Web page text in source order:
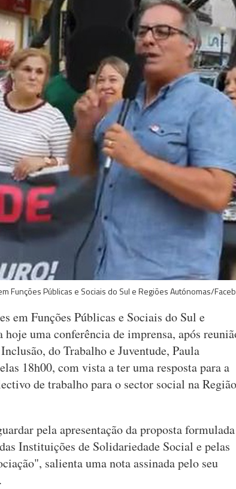
Funções Públicas e Sociais do Sul e Regiões Autónomas/
em Funções Públicas e Sociais do Sul e
uma conferência de imprensa, após
do Trabalho e Juventude, Paula
18h00, com vista a ter uma resposta para a
de trabalho para o sector social na Região
pela apresentação da proposta formulada
Instituições de Solidariedade Social e pelas
salienta uma nota assinada pelo seu